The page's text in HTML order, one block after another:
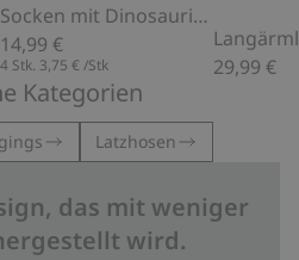
Socken mit Dinosaurier-Motiv, 4er-Pack
14,99 €
4 Stk. 3,75 € /Stk 29,99 €
Kategorien
Latzhosen
das mit weniger
wird.